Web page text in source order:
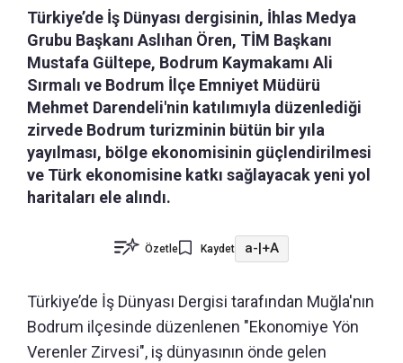
Türkiye’de İş Dünyası dergisinin, İhlas Medya
Grubu Başkanı Aslıhan Ören, TİM Başkanı
Mustafa Gültepe, Bodrum Kaymakamı Ali
Sırmalı ve Bodrum İlçe Emniyet Müdürü
Mehmet Darendeli'nin katılımıyla düzenlediği
zirvede Bodrum turizminin bütün bir yıla
yayılması, bölge ekonomisinin güçlendirilmesi
ve Türk ekonomisine katkı sağlayacak yeni yol
haritaları ele alındı.
Özetle Kaydet a-|+A
Türkiye’de İş Dünyası Dergisi tarafından Muğla'nın
Bodrum ilçesinde düzenlenen "Ekonomiye Yön
Verenler Zirvesi", iş dünyasının önde gelen